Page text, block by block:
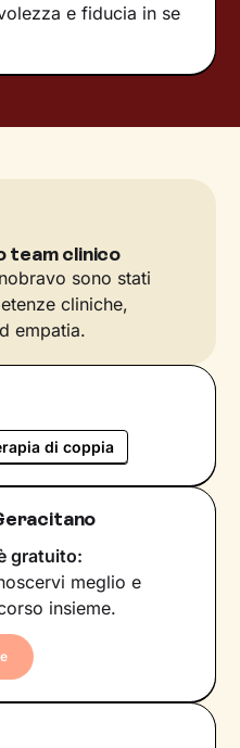
e fiducia in se
team clinico
sono stati
cliniche,
empatia.
di coppia
gratuito:
meglio e
insieme.